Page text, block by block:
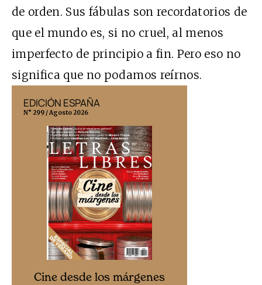
de orden. Sus fábulas son recordatorios de
que el mundo es, si no cruel, al menos
imperfecto de principio a fin. Pero eso no
significa que no podamos reírnos.
EDICIÓN ESPAÑA
N° 299 / Agosto 2026
Cine desde los márgenes